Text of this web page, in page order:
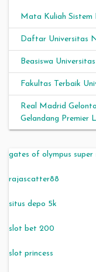
Mata Kuliah Sistem
Daftar Universitas
Beasiswa
Fakultas Terbaik
Real Madrid
Gelandang Premier
gates of olympus
rajascatter88
situs depo 5k
slot bet 200
slot princess